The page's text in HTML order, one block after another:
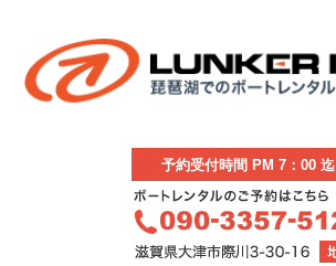
予約受付時間 PM 7：00 迄